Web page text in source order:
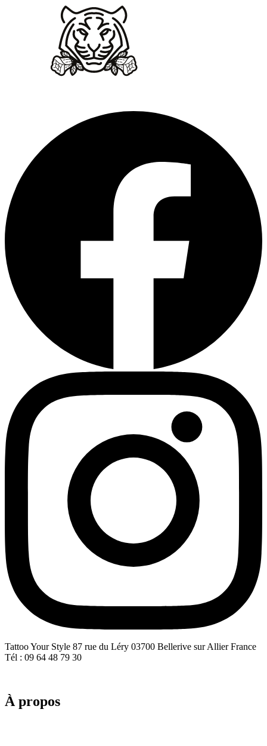
Tattoo Your Style 87 rue du Léry 03700 Bellerive sur Allier France
Tél : 09 64 48 79 30
À propos